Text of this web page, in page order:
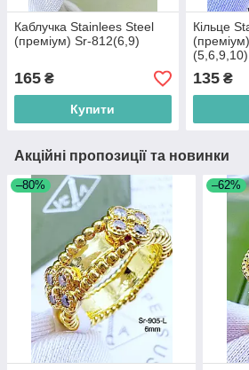
Каблучка Stainlees Steel
(преміум) Sr-812(6,9)
165 ₴
Купити
Кільце
135₴
Акційні пропозиції та новинки
–80% –62%